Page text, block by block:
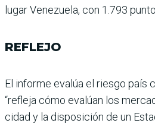
lugar Venezuela, con 1.793
REFLEJO
El informe evalúa el riesgo país
“refleja cómo evalúan los
cidad y la disposición de un